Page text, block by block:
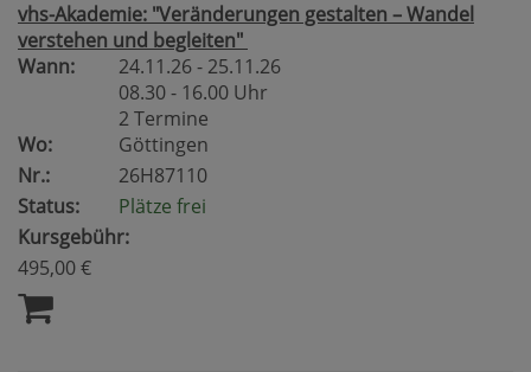
vhs-Akademie: "Veränderungen gestalten – Wandel
verstehen und begleiten"
Wann:
24.11.26 - 25.11.26
08.30 - 16.00 Uhr
2 Termine
Wo:
Göttingen
Nr.:
26H87110
Status:
Plätze frei
Kursgebühr:
495,00 €